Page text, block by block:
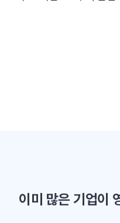
이미 많은 기업이